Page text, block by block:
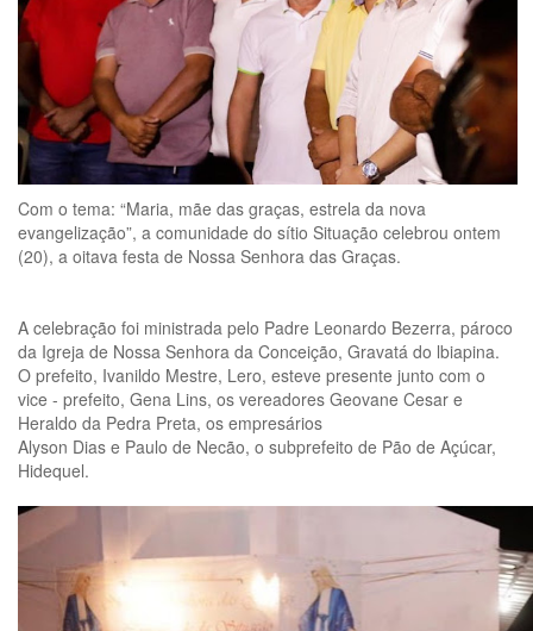
Com o tema: “Maria, mãe das graças, estrela da nova
evangelização”, a comunidade do sítio Situação celebrou ontem
(20), a oitava festa de Nossa Senhora das Graças.
A celebração foi ministrada pelo Padre Leonardo Bezerra, pároco
da Igreja de Nossa Senhora da Conceição, Gravatá do lbiapina.
O prefeito, Ivanildo Mestre, Lero, esteve presente junto com o
vice - prefeito, Gena Lins, os vereadores Geovane Cesar e
Heraldo da Pedra Preta, os empresários
Alyson Dias e Paulo de Necão, o subprefeito de Pão de Açúcar,
Hidequel.